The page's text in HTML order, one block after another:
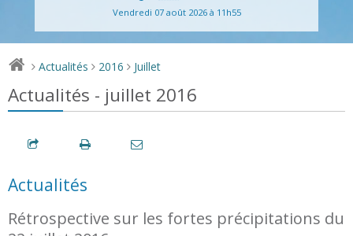
Vendredi 07 août 2026 à 11h55
> Actualités > 2016 > Juillet
Actualités - juillet 2016
Actualités
Rétrospective sur les fortes précipitations du